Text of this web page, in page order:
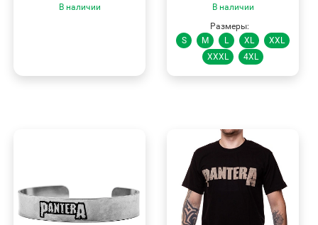
В наличии
В наличии
Размеры:
S
M L XL
XXL
XXXL
4XL